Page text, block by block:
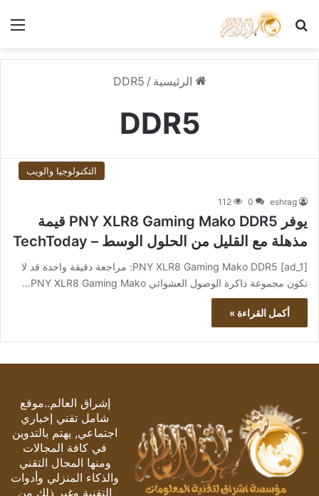
بحث عن
الرئيسية /
DDR5
DDR5
التكنولوجيا والويب
eshrag
0
112
يوفر PNY XLR8 Gaming Mako DDR5 قيمة
مذهلة مع القليل من الحلول الوسط – TechToday
[ad_1] PNY XLR8 Gaming Mako DDR5: مراجعة دقيقة واحدة قد لا
تكون مجموعة ذاكرة الوصول العشوائي PNY XLR8 Gaming Mako…
أكمل القراءة »
إشراق العالم..موقع
شامل تقني إخباري
اجتماعي, يهتم بالتدوين
في كافة المجالات
ومنها المجال التقني
والذكاء المنزلي وأدوات
التقنية وغير ذلك من